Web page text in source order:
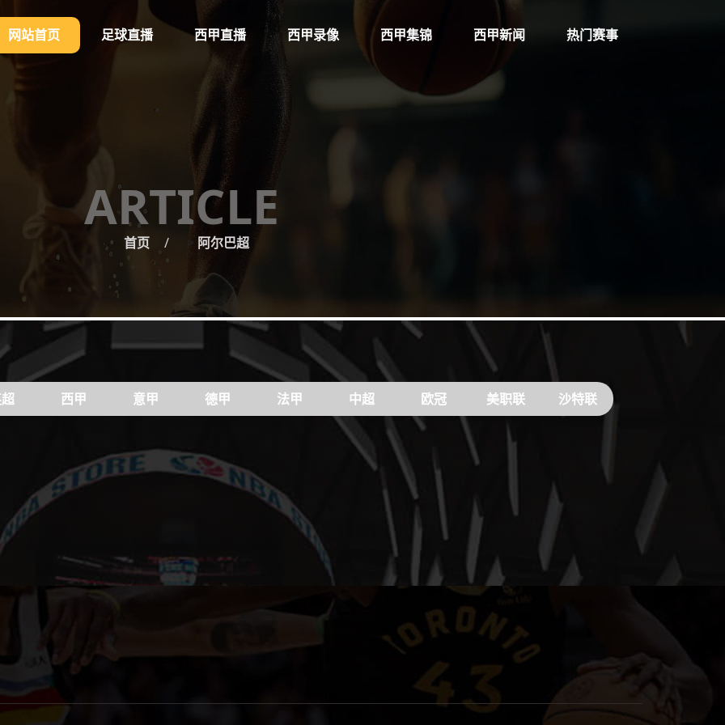
网站首页 足球直播 西甲直播 西甲录像 西甲集锦 西甲新闻 热门赛事
ARTICLE
首页 > 阿尔巴超
西甲 意甲 德甲 法甲 中超 欧冠 美职联 沙特联